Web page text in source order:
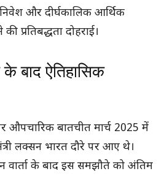
और दीर्घकालिक आर्थिक
प्रतिबद्धता दोहराई।
के बाद ऐतिहासिक
औपचारिक बातचीत मार्च 2025 में
लक्सन भारत दौरे पर आए थे।
वार्ता के बाद इस समझौते को अंतिम